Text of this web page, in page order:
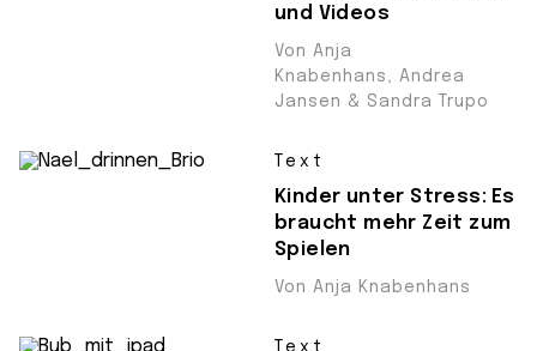
und Videos
Von Anja
Knabenhans, Andrea
Jansen & Sandra Trupo
Text
Kinder unter Stress: Es
braucht mehr Zeit zum
Spielen
Von Anja Knabenhans
Text